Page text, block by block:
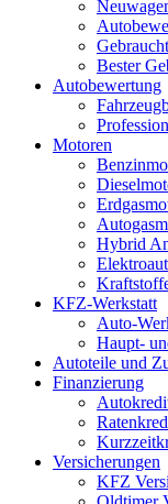
Bester
Autobewertung
Motoren
Hybrid
KFZ-Werkstatt
Auto-
Haupt-
Autoteile und
Finanzierung
Versicherungen
KFZ